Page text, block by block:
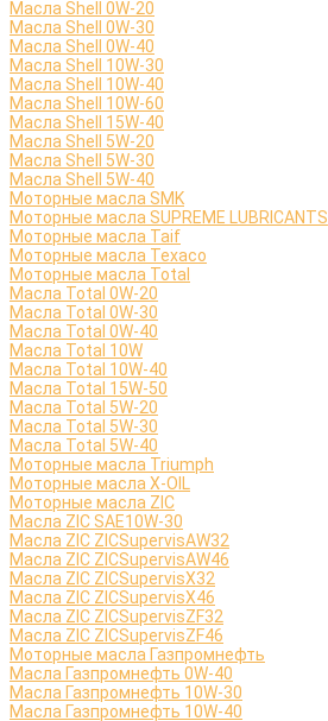
Масла Shell 0W-20
Масла Shell 0W-30
Масла Shell 0W-40
Масла Shell 10W-30
Масла Shell 10W-40
Масла Shell 10W-60
Масла Shell 15W-40
Масла Shell 5W-20
Масла Shell 5W-30
Масла Shell 5W-40
Моторные масла SMK
Моторные масла SUPREME LUBRICANTS
Моторные масла Taif
Моторные масла Texaco
Моторные масла Total
Масла Total 0W-20
Масла Total 0W-30
Масла Total 0W-40
Масла Total 10W
Масла Total 10W-40
Масла Total 15W-50
Масла Total 5W-20
Масла Total 5W-30
Масла Total 5W-40
Моторные масла Triumph
Моторные масла X-OIL
Моторные масла ZIC
Масла ZIC SAE10W-30
Масла ZIC ZICSupervisAW32
Масла ZIC ZICSupervisAW46
Масла ZIC ZICSupervisX32
Масла ZIC ZICSupervisX46
Масла ZIC ZICSupervisZF32
Масла ZIC ZICSupervisZF46
Моторные масла Газпромнефть
Масла Газпромнефть 0W-40
Масла Газпромнефть 10W-30
Масла Газпромнефть 10W-40